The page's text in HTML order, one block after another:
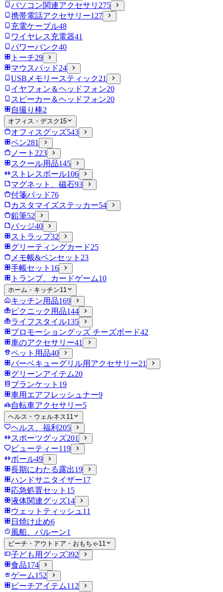
パソコン関連アクセサリ 275
携帯電話アクセサリー127
充電ケーブル48
ワイヤレス充電器41
パワーバンク40
トーチ29
マウスパッド24
USBメモリースティック21
イヤフォン＆ヘッドフォン20
スピーカー＆ヘッドフォン20
自撮り棒2
オフィス・デスク 15
オフィスグッズ543
ペン281
ノート 223
スクール用品145
ストレスボール106
マグネット、磁石93
付箋パッド76
カスタマイズステッカー54
鉛筆52
バッジ40
ストラップ32
グリーティングカード25
メモ帳&ペンセット 23
手帳セット 16
トランプ、カードゲーム10
ホーム・キッチン11
キッチン用品169
ピクニック用品144
ライフスタイル135
プロモーショングッズ チーズボード42
車のアクセサリー41
ペット用品40
バーベキューグリル用アクセサリー21
グリーンアイテム20
ブランケット 19
車用エアフレッシュナー9
自転車アクセサリー5
ヘルス・ウェルネス11
ヘルス、福利 205
スポーツグッズ201
ビューティー119
ボール49
長期にわたる露出19
ハンドサニタイザー17
応急処置セット 15
液体関連グッズ14
ウェットティッシュ 11
日焼け止め6
風船、バルーン1
ビーチ・アウトドア・おもちゃ11
子ども用グッズ392
食品174
ゲーム152
ビーチアイテム112